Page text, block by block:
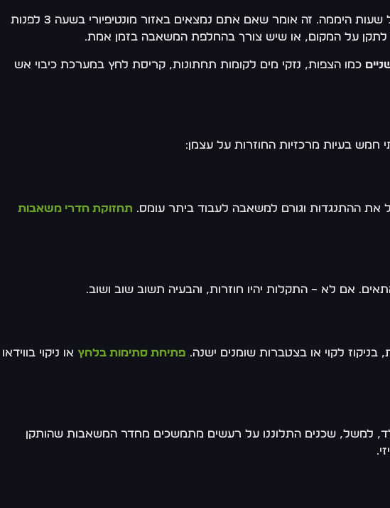
, בכל שעות היממה. זה אומר שאם אתם נמצאים באזור מונטיפיורי בשעה 3 לפנות
לתקן על המקום, או שיש צורך בהחלפת המשאבה בזמן אמת.
כמו הצפות, נזקי מים לקומות תחתונות, קריסת לחץ במערכת כיבוי אש
חמש בעיות מרכזיות החוזרות על עצמן:
את ההתנגדות וגורם למשאבה לעבוד ביתר עומס. תחזוקת חדרי משאבות
לקוי או בצטברות שומנים ישנה. פתיחת סתימות בלחץ או ניקוי בווידאו
למשל, שכנים התלוננו על רעשים מתמשכים מחדר המשאבות שהותקן